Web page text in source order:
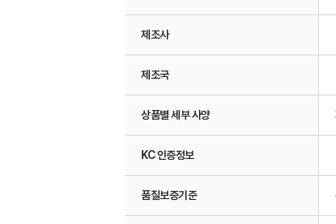
제조사
제조국
상품별 세부 사양
KC 인증정보
품질보증기준